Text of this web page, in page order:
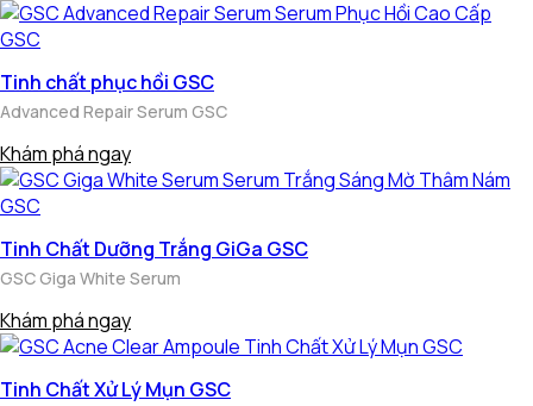
Tinh chất phục hồi GSC
Advanced Repair Serum GSC
Khám phá ngay
Tinh Chất Dưỡng Trắng GiGa GSC
GSC Giga White Serum
Khám phá ngay
Tinh Chất Xử Lý Mụn GSC